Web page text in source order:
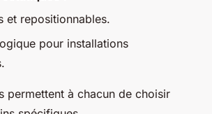
et repositionnables.
pour installations
permettent à chacun de choisir